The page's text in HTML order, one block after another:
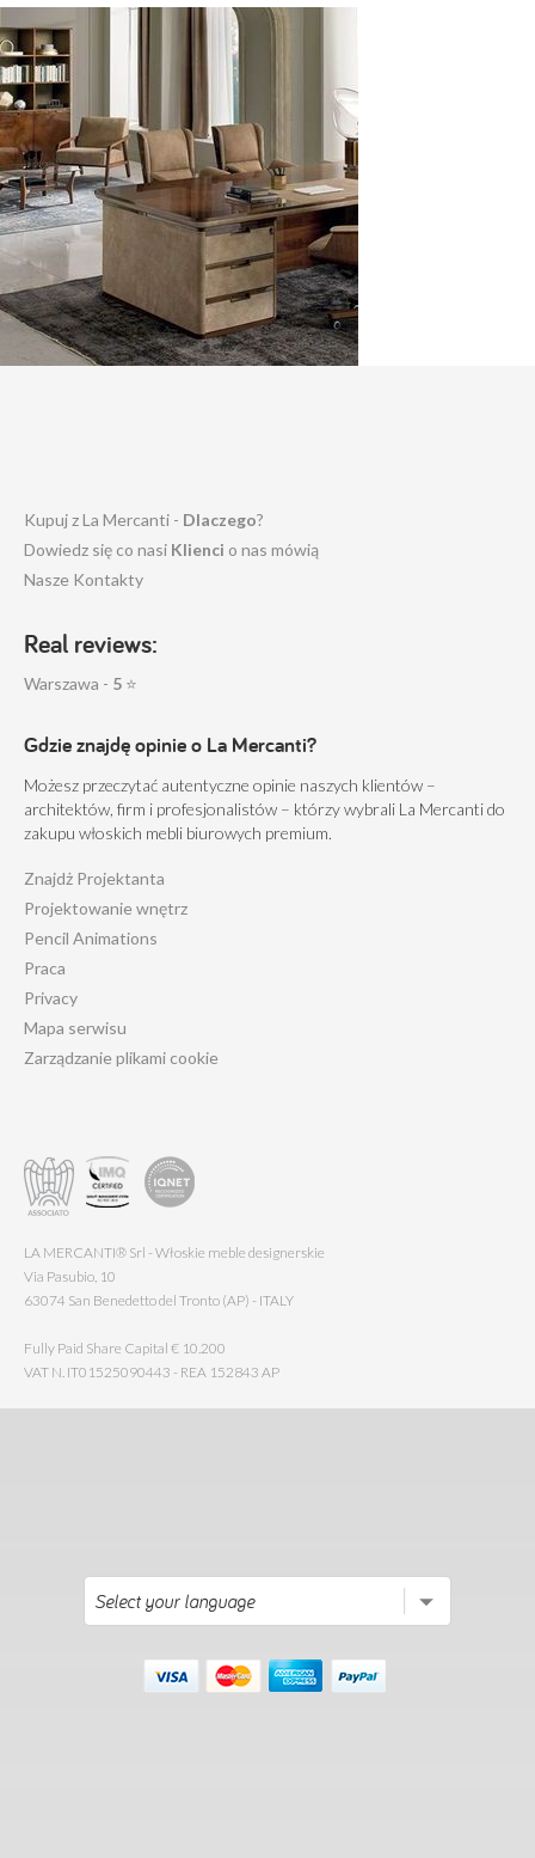
Kupuj z La Mercanti - Dlaczego?
Dowiedz się co nasi Klienci o nas mówią
Nasze Kontakty
Real reviews:
Warszawa - 5 ⭐
Gdzie znajdę opinie o La Mercanti?
Możesz przeczytać autentyczne opinie naszych klientów –
architektów, firm i profesjonalistów – którzy wybrali La Mercanti do
zakupu włoskich mebli biurowych premium.
Znajdż Projektanta
Projektowanie wnętrz
Pencil Animations
Praca
Privacy
Mapa serwisu
Zarządzanie plikami cookie
LA MERCANTI® Srl - Włoskie meble designerskie
Via Pasubio, 10
63074 San Benedetto del Tronto (AP) - ITALY
Fully Paid Share Capital € 10.200
VAT N. IT01525090443 - REA 152843 AP